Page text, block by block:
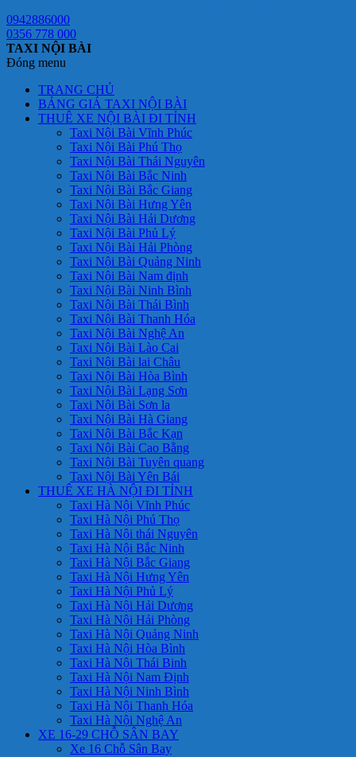
0942886000
0356 778 000
TAXI NỘI BÀI
Đóng menu
TRANG CHỦ
BẢNG GIÁ TAXI NỘI BÀI
THUÊ XE NỘI BÀI ĐI TỈNH
Taxi Nội Bài Vĩnh Phúc
Taxi Nội Bài Phú Thọ
Taxi Nội Bài Thái Nguyên
Taxi Nội Bài Bắc Ninh
Taxi Nội Bài Bắc Giang
Taxi Nội Bài Hưng Yên
Taxi Nội Bài Hải Dương
Taxi Nội Bài Phủ Lý
Taxi Nội Bài Hải Phòng
Taxi Nội Bài Quảng Ninh
Taxi Nội Bài Nam định
Taxi Nội Bài Ninh Bình
Taxi Nội Bài Thái Bình
Taxi Nội Bài Thanh Hóa
Taxi Nội Bài Nghệ An
Taxi Nội Bài Lào Cai
Taxi Nội Bài lai Châu
Taxi Nội Bài Hòa Bình
Taxi Nội Bài Lạng Sơn
Taxi Nội Bài Sơn la
Taxi Nội Bài Hà Giang
Taxi Nội Bài Bắc Kạn
Taxi Nội Bài Cao Bằng
Taxi Nội Bài Tuyên quang
Taxi Nội Bài Yên Bái
THUÊ XE HÀ NỘI ĐI TỈNH
Taxi Hà Nội Vĩnh Phúc
Taxi Hà Nội Phú Thọ
Taxi Hà Nội thái Nguyên
Taxi Hà Nội Bắc Ninh
Taxi Hà Nội Bắc Giang
Taxi Hà Nội Hưng Yên
Taxi Hà Nội Phủ Lý
Taxi Hà Nội Hải Dương
Taxi Hà Nội Hải Phòng
Taxi Hà Nội Quảng Ninh
Taxi Hà Nội Hòa Bình
Taxi Hà Nội Thái Binh
Taxi Hà Nội Nam Định
Taxi Hà Nội Ninh Bình
Taxi Hà Nội Thanh Hóa
Taxi Hà Nội Nghệ An
XE 16-29 CHỖ SÂN BAY
Xe 16 Chỗ Sân Bay